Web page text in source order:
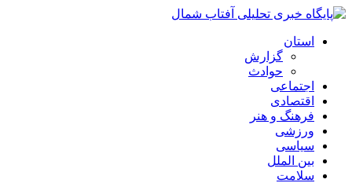
استان
گزارش
حوادث
اجتماعی
اقتصادی
فرهنگ و هنر
ورزشی
سیاسی
بین الملل
سلامت